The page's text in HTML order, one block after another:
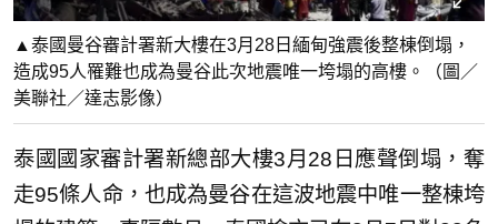
▲泰國曼谷審計署新大樓在3月28日緬甸強震後整棟倒塌，
造成95人罹難也成為曼谷此次地震唯一垮塌的高樓。（圖／
美聯社／達志影像）
泰國國家審計署新總部大樓3月28日應聲倒塌，奪
走95條人命，也成為曼谷在這波地震中唯一整棟垮